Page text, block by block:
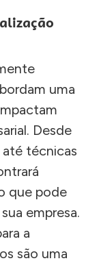
uma
Desde
técnicas
que pode
empresa.
a
são uma